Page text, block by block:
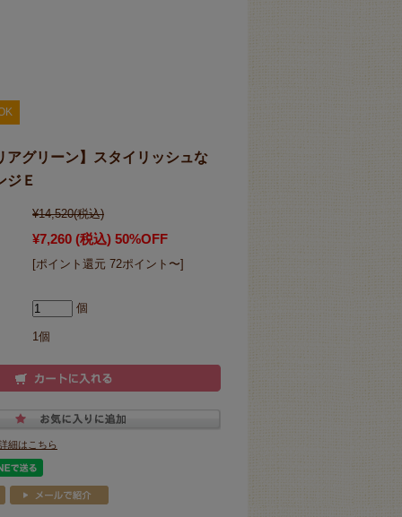
アグリーン】スタイリッシュな
ジＥ
¥14,520(税込)
¥7,260 (税込) 50%OFF
[ポイント還元 72ポイント〜]
個
1個
細はこちら